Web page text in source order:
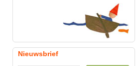
Nieuwsbrief